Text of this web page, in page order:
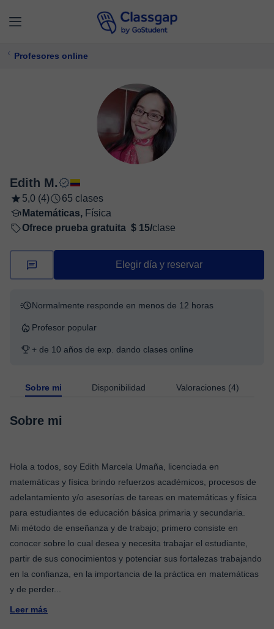
Profesores online
Edith M.
5,0 (4)
65 clases
Matemáticas, Física
Ofrece prueba gratuita $ 15/clase
Elegir día y reservar
Normalmente responde en menos de 12 horas
Profesor popular
+ de 10 años de exp. dando clases online
Sobre mi Disponibilidad Valoraciones (4)
Sobre mi
Hola a todos, soy Edith Marcela Umaña, licenciada en
matemáticas y física brindo refuerzos académicos, procesos de
adelantamiento y/o asesorías de tareas en matemáticas y física
para estudiantes de educación básica primaria y secundaria.
Mi método de enseñanza y de trabajo; primero consiste en
conocer sobre lo cual desea y necesita trabajar el estudiante,
partir de sus conocimientos y potenciar sus fortalezas trabajando
en la confianza, en la importancia de la práctica en matemáticas
y de perder...
Leer más